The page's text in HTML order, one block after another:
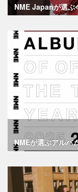
NME Japanが選ぶ
NMEが選ぶアルバ